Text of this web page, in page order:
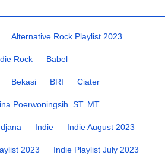
Alternative Rock Playlist 2023
Rock Babel
Bekasi BRI Ciater
Poerwoningsih. ST. MT.
Indie Indie August 2023
2023 Indie Playlist July 2023